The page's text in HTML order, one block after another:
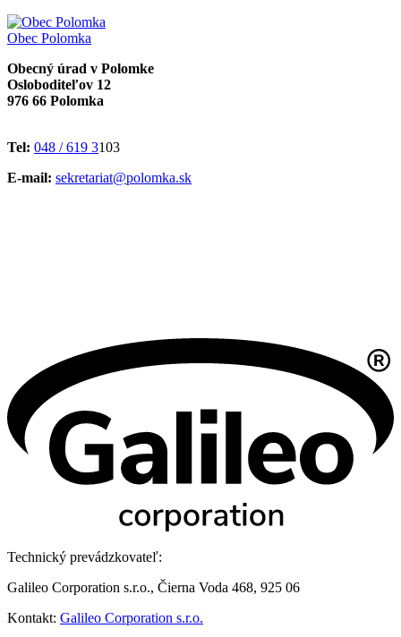
Obec Polomka
Obecný úrad v Polomke
Osloboditeľov 12
976 66 Polomka
Tel: 048 / 619 3103
E-mail: sekretariat@polomka.sk
Technický prevádzkovateľ:
Galileo Corporation s.r.o., Čierna Voda 468, 925 06
Kontakt: Galileo Corporation s.r.o.